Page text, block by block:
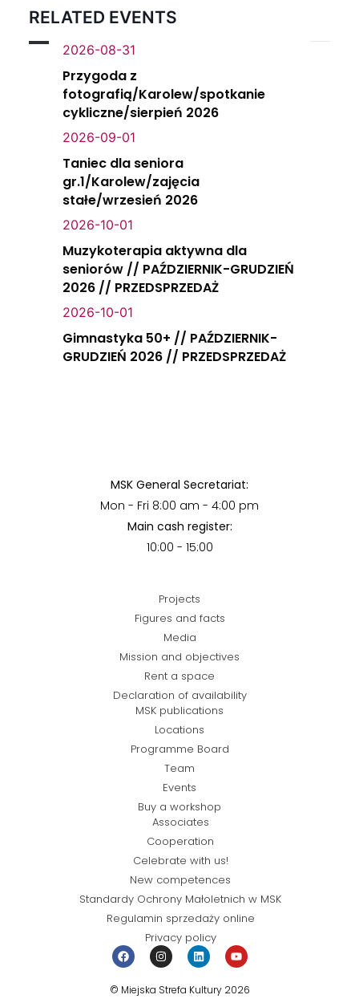
RELATED EVENTS
2026-08-31
Przygoda z
fotografią/Karolew/spotkanie
cykliczne/sierpień 2026
2026-09-01
Taniec dla seniora
gr.1/Karolew/zajęcia
stałe/wrzesień 2026
2026-10-01
Muzykoterapia aktywna dla
seniorów // PAŹDZIERNIK-GRUDZIEŃ
2026 // PRZEDSPRZEDAŻ
2026-10-01
Gimnastyka 50+ // PAŹDZIERNIK-
GRUDZIEŃ 2026 // PRZEDSPRZEDAŻ
MSK General Secretariat:
Mon - Fri 8:00 am - 4:00 pm
Main cash register:
10:00 - 15:00
Projects
Figures and facts
Media
Mission and objectives
Rent a space
Declaration of availability
MSK publications
Locations
Programme Board
Team
Events
Buy a workshop
Associates
Cooperation
Celebrate with us!
New competences
Standardy Ochrony Małoletnich w MSK
Regulamin sprzedaży online
Privacy policy
© Miejska Strefa Kultury 2026